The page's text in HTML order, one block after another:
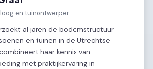
en tuinontwerper
al jaren de bodemstructuur
en tuinen in de Utrechtse
haar kennis van
met praktijkervaring in